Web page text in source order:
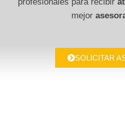
mejor
SOLICITAR